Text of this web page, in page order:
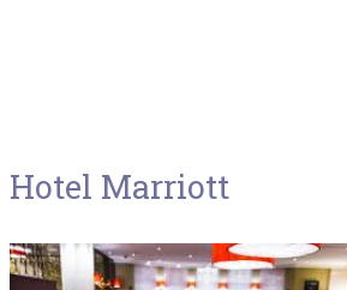
Hotel Marriott